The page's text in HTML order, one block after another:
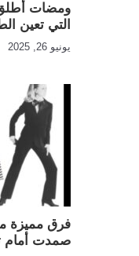
ومضات أطلق
التي تعين
يونيو 26, 2025
فرق مميزة
صمدت أمام